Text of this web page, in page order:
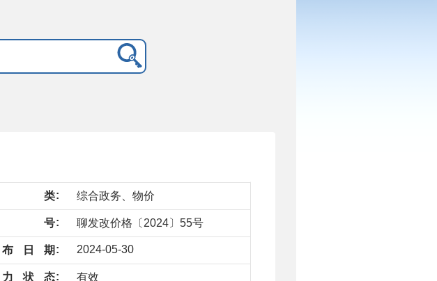
类 综合政务、物价
号 聊发改价格〔2024〕55号
布 日 期 2024-05-30
力 状 态 有效